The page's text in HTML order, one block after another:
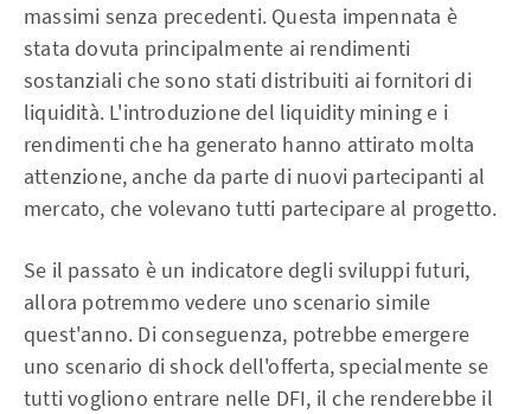
massimi senza precedenti. Questa impennata è
stata dovuta principalmente ai rendimenti
sostanziali che sono stati distribuiti ai fornitori di
liquidità. L'introduzione del liquidity mining e i
rendimenti che ha generato hanno attirato molta
attenzione, anche da parte di nuovi partecipanti al
mercato, che volevano tutti partecipare al progetto.
Se il passato è un indicatore degli sviluppi futuri,
allora potremmo vedere uno scenario simile
quest'anno. Di conseguenza, potrebbe emergere
uno scenario di shock dell'offerta, specialmente se
tutti vogliono entrare nelle DFI, il che renderebbe il